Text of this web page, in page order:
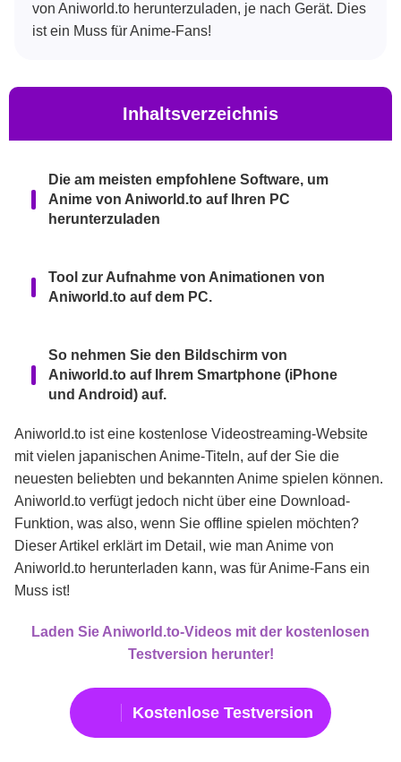
von Aniworld.to herunterzuladen, je nach Gerät. Dies
ist ein Muss für Anime-Fans!
Inhaltsverzeichnis
Die am meisten empfohlene Software, um
Anime von Aniworld.to auf Ihren PC
herunterzuladen
Tool zur Aufnahme von Animationen von
Aniworld.to auf dem PC.
So nehmen Sie den Bildschirm von
Aniworld.to auf Ihrem Smartphone (iPhone
und Android) auf.
Zusammenfassung.
Aniworld.to ist eine kostenlose Videostreaming-Website
mit vielen japanischen Anime-Titeln, auf der Sie die
neuesten beliebten und bekannten Anime spielen können.
Aniworld.to verfügt jedoch nicht über eine Download-
Funktion, was also, wenn Sie offline spielen möchten?
Dieser Artikel erklärt im Detail, wie man Anime von
Aniworld.to herunterladen kann, was für Anime-Fans ein
Muss ist!
Laden Sie Aniworld.to-Videos mit der kostenlosen
Testversion herunter!
Kostenlose Testversion